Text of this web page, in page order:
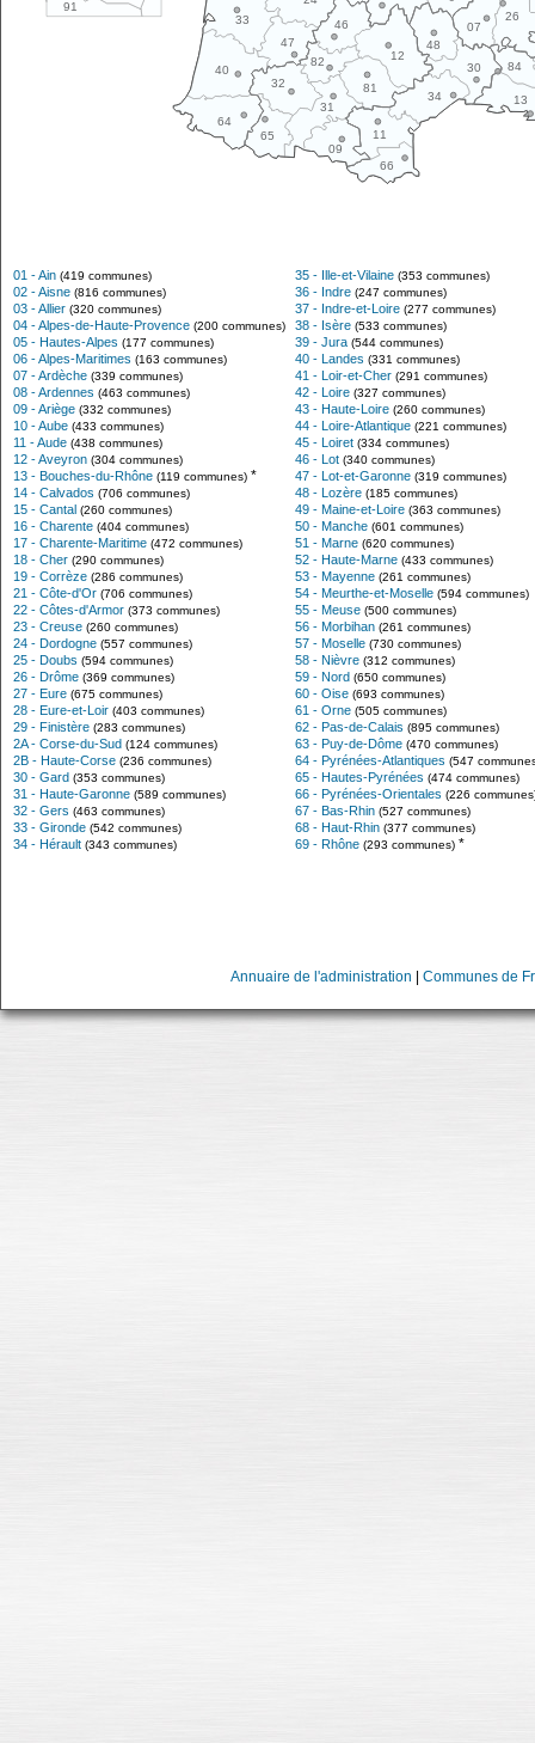
91
11
12
13
26
30
31
32
33
34
40
46
47
48
64
65
66
07
09
81
82 84
01 - Ain (419 communes)
02 - Aisne (816 communes)
03 - Allier (320 communes)
04 - Alpes-de-Haute-Provence (200 communes)
05 - Hautes-Alpes (177 communes)
06 - Alpes-Maritimes (163 communes)
07 - Ardèche (339 communes)
08 - Ardennes (463 communes)
09 - Ariège (332 communes)
10 - Aube (433 communes)
11 - Aude (438 communes)
12 - Aveyron (304 communes)
13 - Bouches-du-Rhône (119 communes) *
14 - Calvados (706 communes)
15 - Cantal (260 communes)
16 - Charente (404 communes)
17 - Charente-Maritime (472 communes)
18 - Cher (290 communes)
19 - Corrèze (286 communes)
21 - Côte-d'Or (706 communes)
22 - Côtes-d'Armor (373 communes)
23 - Creuse (260 communes)
24 - Dordogne (557 communes)
25 - Doubs (594 communes)
26 - Drôme (369 communes)
27 - Eure (675 communes)
28 - Eure-et-Loir (403 communes)
29 - Finistère (283 communes)
2A - Corse-du-Sud (124 communes)
2B - Haute-Corse (236 communes)
30 - Gard (353 communes)
31 - Haute-Garonne (589 communes)
32 - Gers (463 communes)
33 - Gironde (542 communes)
34 - Hérault (343 communes)
35 - Ille-et-Vilaine (353 communes)
36 - Indre (247 communes)
37 - Indre-et-Loire (277 communes)
38 - Isère (533 communes)
39 - Jura (544 communes)
40 - Landes (331 communes)
41 - Loir-et-Cher (291 communes)
42 - Loire (327 communes)
43 - Haute-Loire (260 communes)
44 - Loire-Atlantique (221 communes)
45 - Loiret (334 communes)
46 - Lot (340 communes)
47 - Lot-et-Garonne (319 communes)
48 - Lozère (185 communes)
49 - Maine-et-Loire (363 communes)
50 - Manche (601 communes)
51 - Marne (620 communes)
52 - Haute-Marne (433 communes)
53 - Mayenne (261 communes)
54 - Meurthe-et-Moselle (594 communes)
55 - Meuse (500 communes)
56 - Morbihan (261 communes)
57 - Moselle (730 communes)
58 - Nièvre (312 communes)
59 - Nord (650 communes)
60 - Oise (693 communes)
61 - Orne (505 communes)
62 - Pas-de-Calais (895 communes)
63 - Puy-de-Dôme (470 communes)
64 - Pyrénées-Atlantiques (547
65 - Hautes-Pyrénées (474 communes)
66 - Pyrénées-Orientales (226
67 - Bas-Rhin (527 communes)
68 - Haut-Rhin (377 communes)
69 - Rhône (293 communes) *
Annuaire de l'administration Communes de